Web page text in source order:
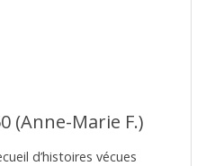
(Anne-Marie F.)
d’histoires vécues